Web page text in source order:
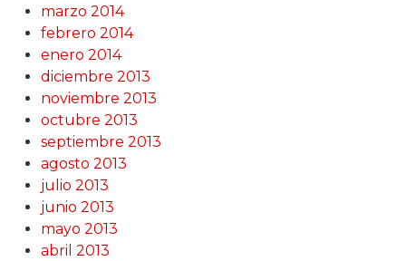
marzo 2014
febrero 2014
enero 2014
diciembre 2013
noviembre 2013
octubre 2013
septiembre 2013
agosto 2013
julio 2013
junio 2013
mayo 2013
abril 2013